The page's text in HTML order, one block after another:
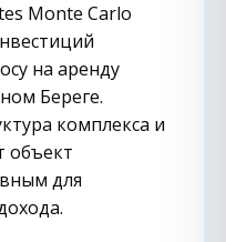
Monte Carlo
на аренду
Береге.
комплекса и
объект
для